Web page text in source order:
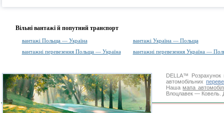
Вільні вантажі й попутний транспорт
вантажі Польща — Україна
вантажі Україна — Польща
вантажні перевезення Польща — Україна
вантажні перевезення Україна —
DELLA™
Розрахунок
автомобільних
Нашамапа
Влоцлавек — Ковель.